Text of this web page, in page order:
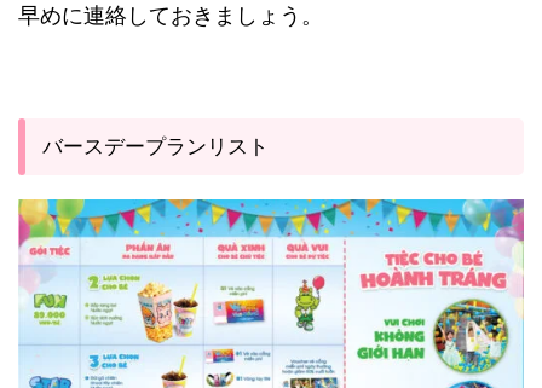
早めに連絡しておきましょう。
バースデープランリスト